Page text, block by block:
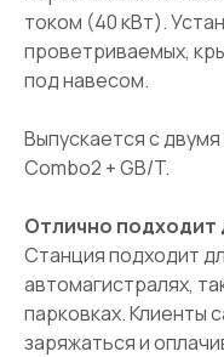
током (40 кВт).
проветриваемых,
под навесом.
Выпускается с
Combo2 + GB/T.
Отлично подходит
Станция подходит
автомагистралях,
парковках. Клиенты
заряжаться и